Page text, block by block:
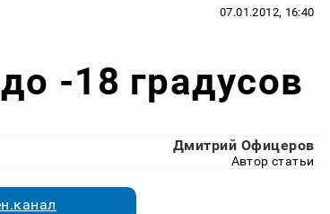
07.01.2012, 16:40
-18 градусов
Дмитрий Офицеров
Автор статьи